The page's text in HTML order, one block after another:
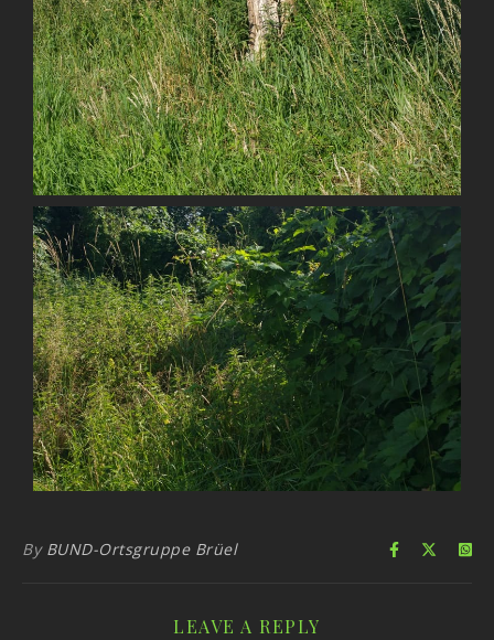
By BUND-Ortsgruppe Brüel
LEAVE A REPLY